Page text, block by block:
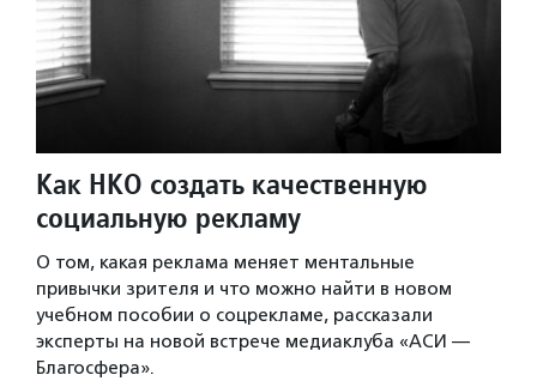
Как НКО создать качественную
социальную рекламу
О том, какая реклама меняет ментальные
привычки зрителя и что можно найти в новом
учебном пособии о соцрекламе, рассказали
эксперты на новой встрече медиаклуба «АСИ —
Благосфера».